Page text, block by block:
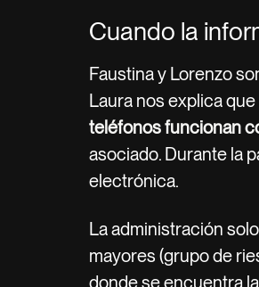
Cuando la
Faustina y Lorenzo
Laura nos explica que
teléfonos funcionan
asociado. Durante la
electrónica.
La administración
mayores (grupo de
donde se encuentra